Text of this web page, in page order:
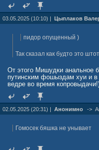
03.05.2025 (10:10) | Цыплаков
пидор опущенный )
Так сказал как будто это
От этого Мишудки анальное
путинским фошыздам хуи и в
ведре во время
02.05.2025 (20:31) | Анонимно ->
Гомосек бяшка не унывает